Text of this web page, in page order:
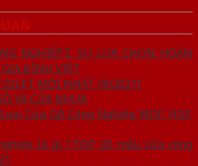
NGHIỆP】SỰ LỰA CHỌN HOÀN
ĐÌNH VIỆT
MỚI NHẤT [8/2021]
VÀ CỬA NHỰA
Cửa Gỗ Công Nghiệp MDF, HDF,
là gì ?.TOP 20 mẫu cửa công